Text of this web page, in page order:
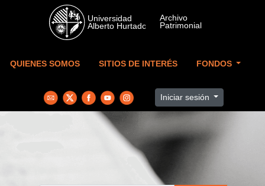
Skip to main content
QUIENES SOMOS SITIOS DE INTERÉS FONDOS
Iniciar sesión